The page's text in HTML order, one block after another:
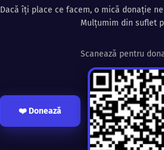
Dacă îți place ce facem, o mică donație
Mulțumim din suflet
❤️ Donează
Scanează pentru